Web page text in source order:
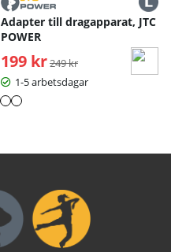
Adapter till dragapparat, JTC
POWER
199 kr Ordinarie pris:
249 kr
1-5 arbetsdagar